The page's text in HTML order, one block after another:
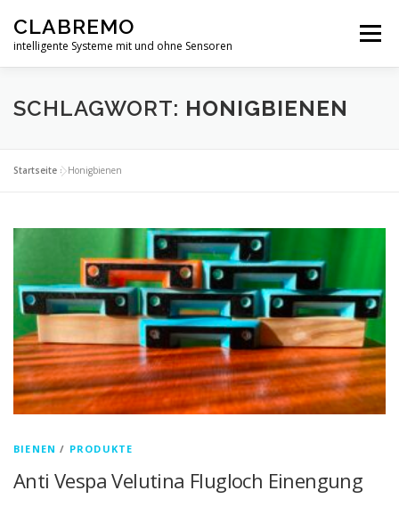
Inhalt
springen
CLABREMO
intelligente Systeme mit und ohne Sensoren
Menü
START PRODUKTE IN ENTWICKLUNG
DATENSCHUTZERKLÄRUNG
SCHLAGWORT: HONIGBIENEN
Startseite »Honigbienen
BIENEN / PRODUKTE
Anti Vespa Velutina Flugloch Einengung